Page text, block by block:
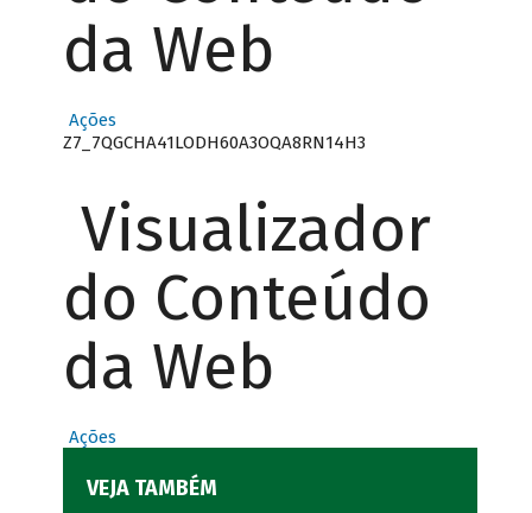
da Web
Ações
Z7_7QGCHA41LODH60A3OQA8RN14H3
Visualizador
do Conteúdo
da Web
Ações
VEJA TAMBÉM